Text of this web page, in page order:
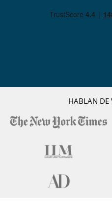
HABLAN DE